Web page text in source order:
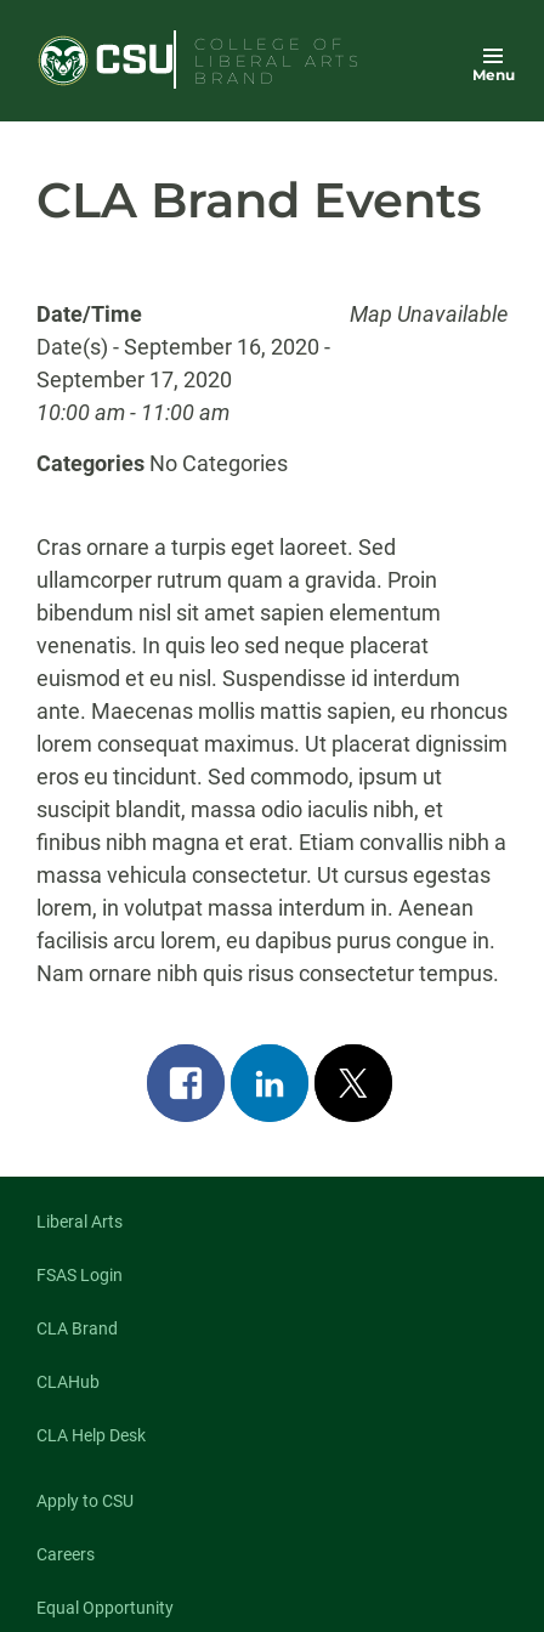
content
COLLEGE OF
LIBERAL ARTS
BRAND
Menu
CLA Brand Events
Map Unavailable
Date/Time
Date(s) - September 16, 2020 -
September 17, 2020
10:00 am - 11:00 am
Categories No Categories
Cras ornare a turpis eget laoreet. Sed
ullamcorper rutrum quam a gravida. Proin
bibendum nisl sit amet sapien elementum
venenatis. In quis leo sed neque placerat
euismod et eu nisl. Suspendisse id interdum
ante. Maecenas mollis mattis sapien, eu rhoncus
lorem consequat maximus. Ut placerat dignissim
eros eu tincidunt. Sed commodo, ipsum ut
suscipit blandit, massa odio iaculis nibh, et
finibus nibh magna et erat. Etiam convallis nibh a
massa vehicula consectetur. Ut cursus egestas
lorem, in volutpat massa interdum in. Aenean
facilisis arcu lorem, eu dapibus purus congue in.
Nam ornare nibh quis risus consectetur tempus.
Share
on
Share
on
Post
on
Liberal Arts
FSAS Login
CLA Brand
CLAHub
CLA Help Desk
Apply to CSU
Careers
Equal Opportunity